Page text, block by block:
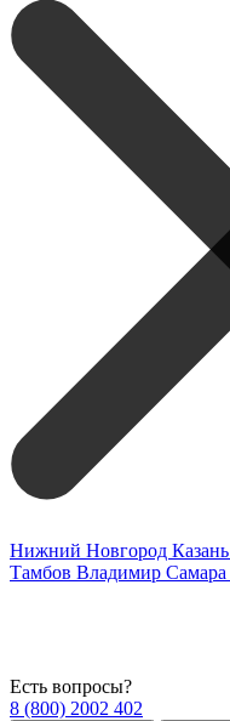
Нижний Новгород Казань
Тамбов Владимир Самара
Есть вопросы?
8 (800) 2002 402